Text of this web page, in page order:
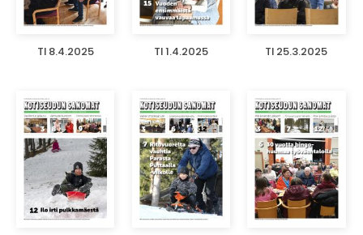
TI 8.4.2025 TI 1.4.2025 TI 25.3.2025